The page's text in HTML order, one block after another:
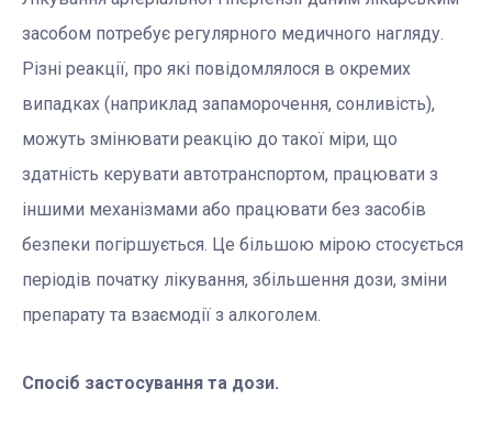
засобом потребує регулярного медичного нагляду.
Різні реакції, про які повідомлялося в окремих
випадках (наприклад запаморочення, сонливість),
можуть змінювати реакцію до такої міри, що
здатність керувати автотранспортом, працювати з
іншими механізмами або працювати без засобів
безпеки погіршується. Це більшою мірою стосується
періодів початку лікування, збільшення дози, зміни
препарату та взаємодії з алкоголем.
Спосіб застосування та дози.